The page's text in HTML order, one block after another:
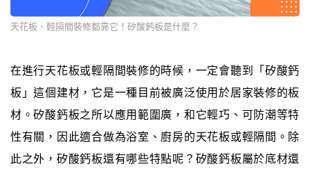
天花板、輕隔間裝修都靠它！矽酸鈣板是什麼？
在進行天花板或輕隔間裝修的時候，一定會聽到「矽酸鈣
板」這個建材，它是一種目前被廣泛使用於居家裝修的板
材。矽酸鈣板之所以應用範圍廣，和它輕巧、可防潮等特
性有關，因此適合做為浴室、廚房的天花板或輕隔間。除
此之外，矽酸鈣板還有哪些特點呢？矽酸鈣板屬於底材還